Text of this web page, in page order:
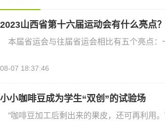
2023山西省第十六届运动会有什么亮点？
本届省运会与往届省运会相比有五个亮点：
08-07 18:37:46
小小咖啡豆成为学生“双创”的试验场
“咖啡豆加工后剩出来的果皮，还可再利用